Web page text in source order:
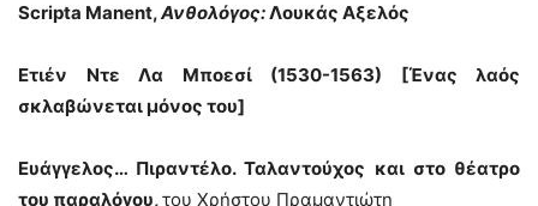
Scripta Manent,Ανθολόγος:Λουκάς Αξελός
Ετιέν Ντε Λα Μποεσί (1530-1563) [Ένας λαός
σκλαβώνεται μόνος του]
Ευάγγελος… Πιραντέλο. Ταλαντούχος και στο θέατρο
του παραλόγου,του Χρήστου Πραμαντιώτη